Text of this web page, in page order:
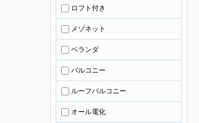
ロフト付き
メゾネット
ベランダ
バルコニー
ルーフバルコニー
オール電化